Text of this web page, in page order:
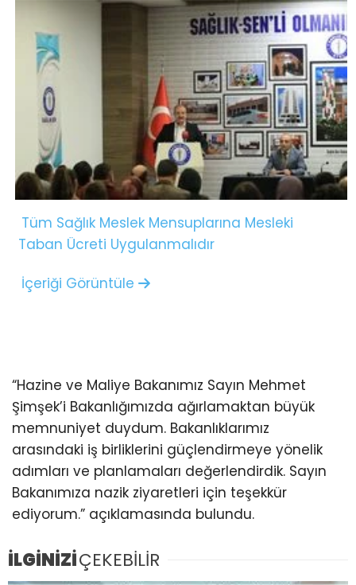
Tüm Sağlık Meslek Mensuplarına Mesleki
Taban Ücreti Uygulanmalıdır
İçeriği Görüntüle
“Hazine ve Maliye Bakanımız Sayın Mehmet
Şimşek’i Bakanlığımızda ağırlamaktan büyük
memnuniyet duydum. Bakanlıklarımız
arasındaki iş birliklerini güçlendirmeye yönelik
adımları ve planlamaları değerlendirdik. Sayın
Bakanımıza nazik ziyaretleri için teşekkür
ediyorum.” açıklamasında bulundu.
İLGİNİZİÇEKEBİLİR